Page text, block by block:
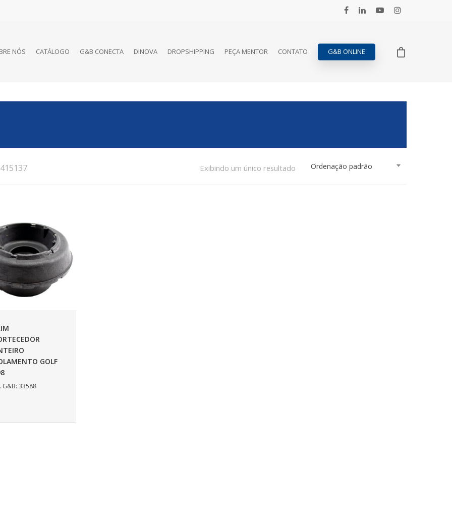
NÓS CATÁLOGO G&B CONECTA DINOVA DROPSHIPPING PEÇA MENTOR CONTATO G&B ONLINE
Ordenação padrão
Exibindo um único resultado
GOLF
G&B: 33588